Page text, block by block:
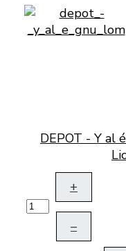
DEPOT - Y al
+
–